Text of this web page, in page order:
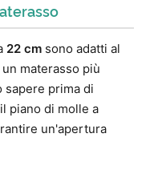
22 cm sono adatti al
materasso più
sapere prima di
piano di molle a
un'apertura